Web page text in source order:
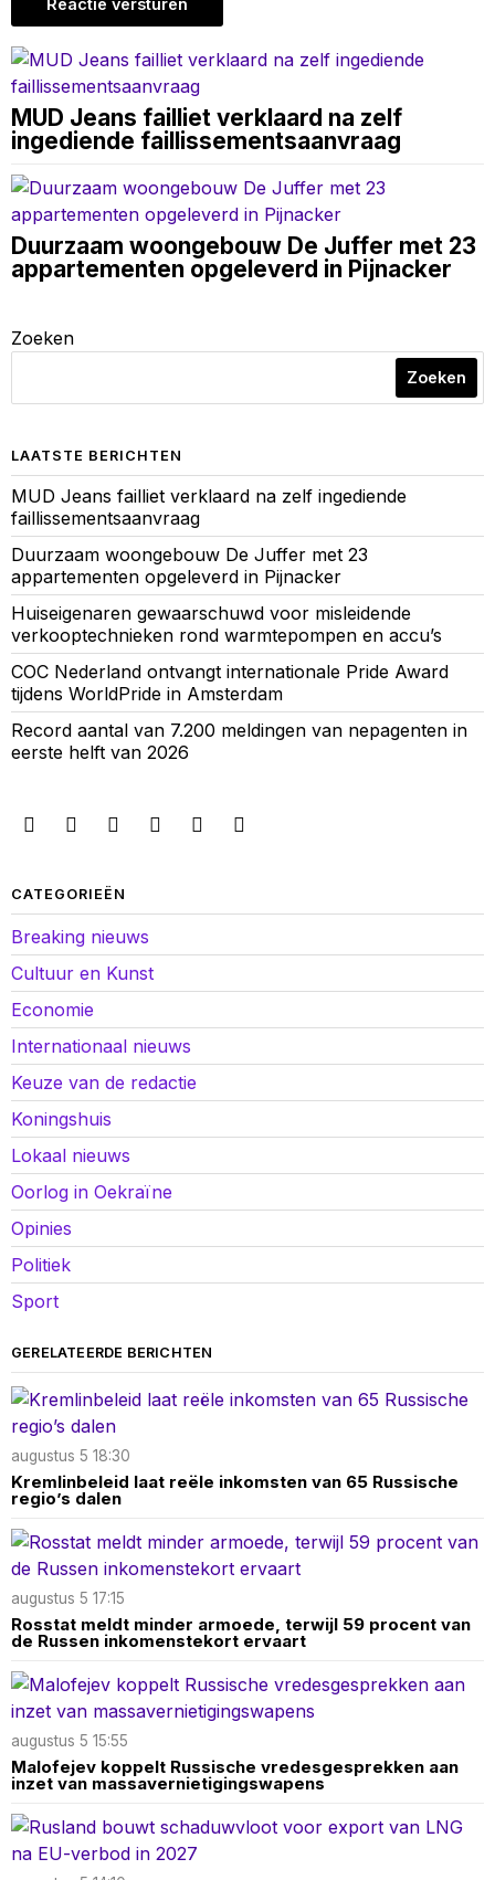
MUD Jeans failliet verklaard na zelf
ingediende faillissementsaanvraag
Duurzaam woongebouw De Juffer met 23
appartementen opgeleverd in Pijnacker
Zoeken
Zoeken
LAATSTE BERICHTEN
MUD Jeans failliet verklaard na zelf ingediende
faillissementsaanvraag
Duurzaam woongebouw De Juffer met 23
appartementen opgeleverd in Pijnacker
Huiseigenaren gewaarschuwd voor misleidende
verkooptechnieken rond warmtepompen en accu’s
COC Nederland ontvangt internationale Pride Award
tijdens WorldPride in Amsterdam
Record aantal van 7.200 meldingen van nepagenten in
eerste helft van 2026
CATEGORIEËN
Breaking nieuws
Cultuur en Kunst
Economie
Internationaal nieuws
Keuze van de redactie
Koningshuis
Lokaal nieuws
Oorlog in Oekraïne
Opinies
Politiek
Sport
GERELATEERDE BERICHTEN
augustus 5 18:30
Kremlinbeleid laat reële inkomsten van 65 Russische
regio’s dalen
augustus 5 17:15
Rosstat meldt minder armoede, terwijl 59 procent van
de Russen inkomenstekort ervaart
augustus 5 15:55
Malofejev koppelt Russische vredesgesprekken aan
inzet van massavernietigingswapens